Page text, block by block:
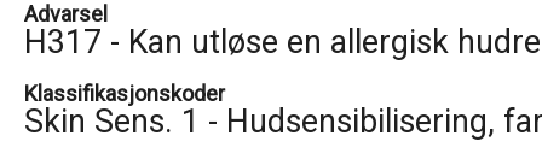
Advarsel
H317 - Kan utløse en allergisk
Klassifikasjonskoder
Skin Sens. 1 - Hudsensibilisering,